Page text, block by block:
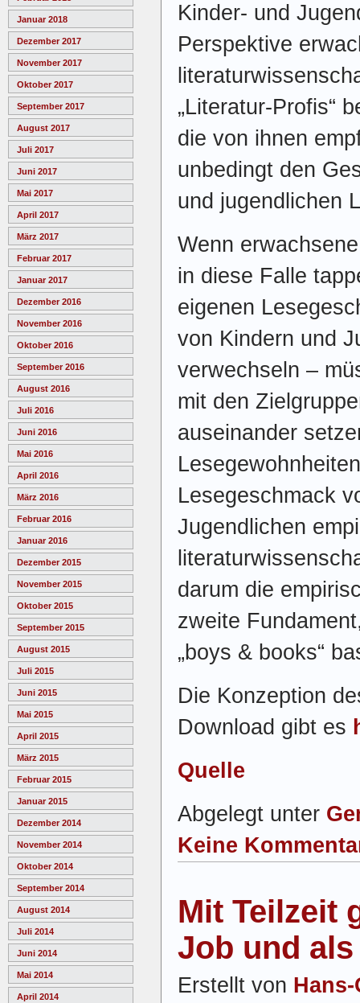
Januar 2018
Dezember 2017
November 2017
Oktober 2017
September 2017
August 2017
Juli 2017
Juni 2017
Mai 2017
April 2017
März 2017
Februar 2017
Januar 2017
Dezember 2016
November 2016
Oktober 2016
September 2016
August 2016
Juli 2016
Juni 2016
Mai 2016
April 2016
März 2016
Februar 2016
Januar 2016
Dezember 2015
November 2015
Oktober 2015
September 2015
August 2015
Juli 2015
Juni 2015
Mai 2015
April 2015
März 2015
Februar 2015
Januar 2015
Dezember 2014
November 2014
Oktober 2014
September 2014
August 2014
Juli 2014
Juni 2014
Mai 2014
April 2014
Kinder- und
Perspektive
„Literatur-Profis“
die von ihnen
unbedingt den
und jugendlichen
Wenn
in diese Falle
eigenen
von Kindern und
verwechseln –
mit den
auseinander
Lesegeschmack
Jugendlichen
darum die
zweite
„boys & books“
Die Konzeption
Download gibt es
Quelle
Abgelegt unter
Keine
Mit Teilzeit
Job und
Erstellt von